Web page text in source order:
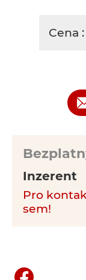
Cena :
Inzerent
Pro
sem!